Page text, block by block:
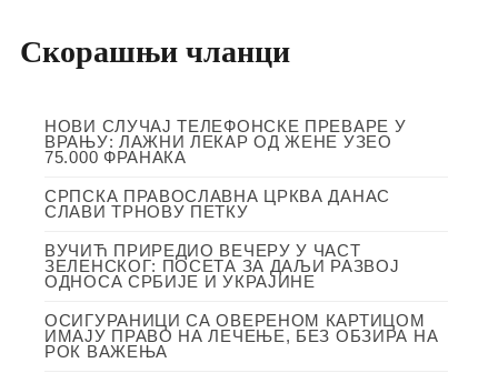
Скорашњи чланци
НОВИ СЛУЧАЈ ТЕЛЕФОНСКЕ ПРЕВАРЕ У
ВРАЊУ: ЛАЖНИ ЛЕКАР ОД ЖЕНЕ УЗЕО
75.000 ФРАНАКА
СРПСКА ПРАВОСЛАВНА ЦРКВА ДАНАС
СЛАВИ ТРНОВУ ПЕТКУ
ВУЧИЋ ПРИРЕДИО ВЕЧЕРУ У ЧАСТ
ЗЕЛЕНСКОГ: ПОСЕТА ЗА ДАЉИ РАЗВОЈ
ОДНОСА СРБИЈЕ И УКРАЈИНЕ
ОСИГУРАНИЦИ СА ОВЕРЕНОМ КАРТИЦОМ
ИМАЈУ ПРАВО НА ЛЕЧЕЊЕ, БЕЗ ОБЗИРА НА
РОК ВАЖЕЊА